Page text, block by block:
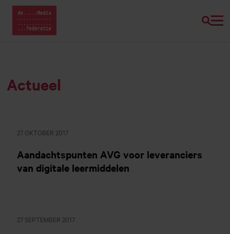
NaarHome van Mediafederatie
Actueel
Aandachtspunten AVG voor leveranciers
van digitale leermiddelen
27 OKTOBER 2017
27 SEPTEMBER 2017